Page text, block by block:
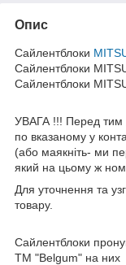
Опис
Сайлентблоки
Сайлентблоки
Сайлентблоки
УВАГА !!! Перед тим
по вказаному у
(або маякніть- ми
який на цьому ж
Для уточнення та
товару.
Сайлентблоки
TM "Belgum" на них